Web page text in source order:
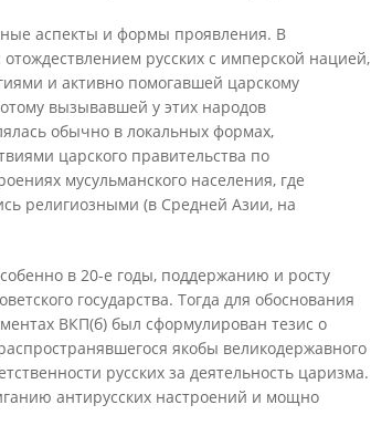
аспекты и формы проявления. В
русских с имперской нацией,
и активно помогавшей царскому
вызывавшей у этих народов
обычно в локальных формах,
царского правительства по
мусульманского населения, где
религиозными (в Средней Азии, на
в 20-е годы, поддержанию и росту
государства. Тогда для обоснования
ВКП(б) был сформулирован тезис о
якобы великодержавного
русских за деятельность царизма.
антирусских настроений и мощно